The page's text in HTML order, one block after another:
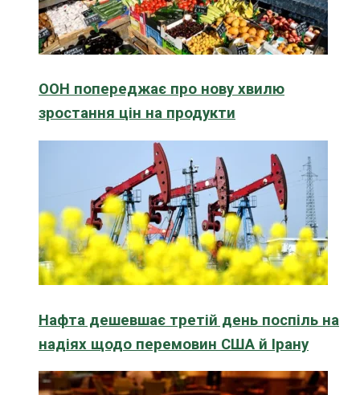
ООН попереджає про нову хвилю
зростання цін на продукти
Нафта дешевшає третій день поспіль на
надіях щодо перемовин США й Ірану